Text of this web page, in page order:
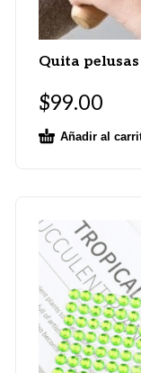
Quita pelusas
$99.00
Añadir al